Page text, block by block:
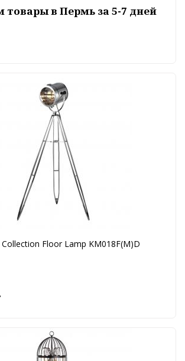
товары в Пермь за 5-7 дней
Floor Lamp KM018F(M)D